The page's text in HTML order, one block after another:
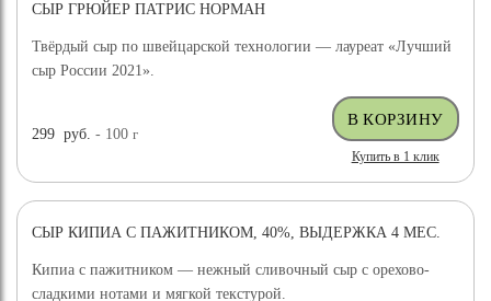
СЫР ГРЮЙЕР ПАТРИС НОРМАН
Твёрдый сыр по швейцарской технологии — лауреат «Лучший
сыр России 2021».
299 руб. - 100г
Купить в 1 клик
СЫР КИПИА С ПАЖИТНИКОМ, 40%, ВЫДЕРЖКА 4 МЕС.
Кипиа с пажитником — нежный сливочный сыр с орехово-
сладкими нотами и мягкой текстурой.